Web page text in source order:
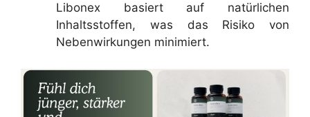
Libonex basiert auf natürlichen
Inhaltsstoffen, was das Risiko von
Nebenwirkungen minimiert.